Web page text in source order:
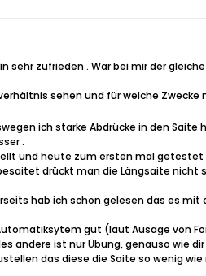
sehr zufrieden. War bei mir der
sehen und für welche Zwecke
ich starke Abdrücke in den Saite
.
und heute zum ersten mal
drückt man die Längsaite nicht
hab ich schon gelesen das es
gut (laut Ausage von
andere ist nur Übung, genauso wie
das diese die Saite so wenig